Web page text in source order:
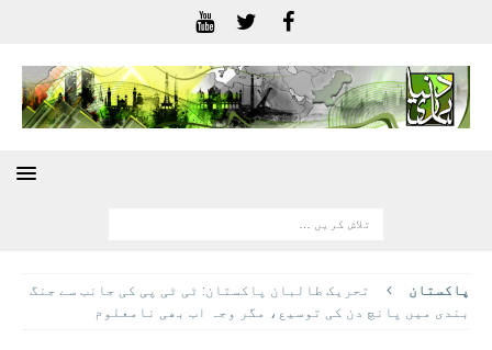
پاکستان
تحریک طالبان پاکستان: ٹی ٹی پی کی جانب سے جنگ
بندی میں پانچ دن کی توسیع، مگر وجہ اب بھی نامعلوم